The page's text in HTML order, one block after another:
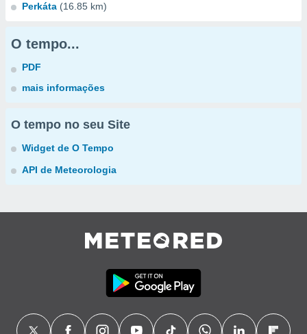
Perkáta (16.85 km)
O tempo...
PDF
mais informações
O tempo no seu Site
Widget de O Tempo
API de Meteorologia